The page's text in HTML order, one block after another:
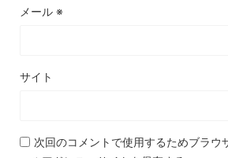
メール ※
サイト
次回のコメントで使用するためブラウ